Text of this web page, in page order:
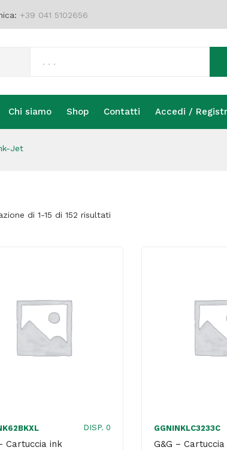
+39 041 5102656
Chi siamo Shop Contatti Accedi /
Chi siamo
Jet
di 1-15 di 152 risultati
DISP. 0
Cartuccia ink
GGNINKLC3233C
G&G – Cartuccia